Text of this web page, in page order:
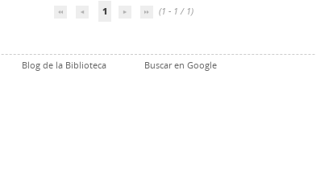
1 (1 - 1 / 1)
Blog de la Biblioteca Buscar en Google